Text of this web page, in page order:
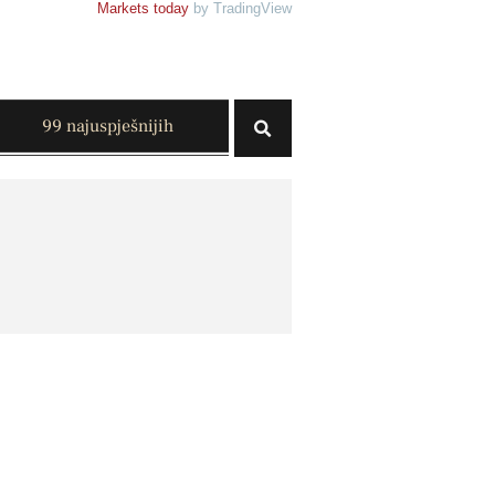
Markets today by TradingView
99 najuspješnijih